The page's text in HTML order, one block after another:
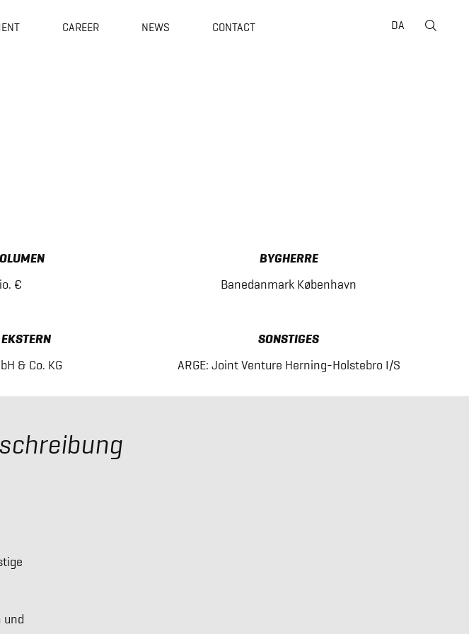
CAREER NEWS CONTACT DA
€
BYGHERRE
Banedanmark København
& Co. KG
SONSTIGES
ARGE: Joint Venture Herning-Holstebro I/S
und